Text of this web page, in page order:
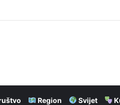
izvučeni iz Dunava kod
Region Svijet